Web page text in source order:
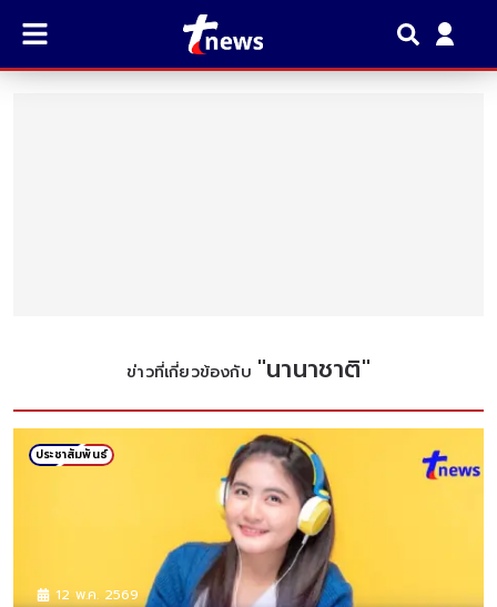
ข่าวที่เกี่ยวข้องกับ "นานาชาติ"
ประชาสัมพันธ์
12 พ.ค. 2569